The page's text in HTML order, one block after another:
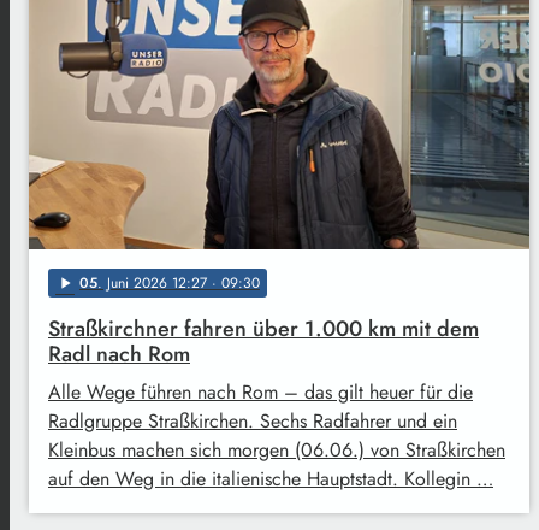
play_arrow 05. Juni 2026 12:27 · 09:30
Straßkirchner fahren über 1.000 km mit dem
Radl nach Rom
Alle Wege führen nach Rom – das gilt heuer für die
Radlgruppe Straßkirchen. Sechs Radfahrer und ein
Kleinbus machen sich morgen (06.06.) von Straßkirchen
auf den Weg in die italienische Hauptstadt. Kollegin …